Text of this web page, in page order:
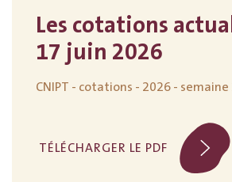
Les cotations
17 juin 2026
CNIPT - cotations - 2026 - semaine
TÉLÉCHARGER LE PDF